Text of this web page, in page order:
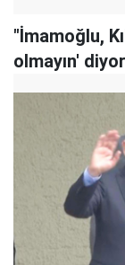
"İmamoğlu,
olmayın'